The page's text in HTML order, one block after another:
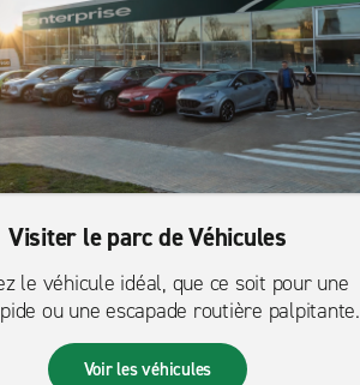
Visiter le parc de Véhicules
le véhicule idéal, que ce soit pour une
ou une escapade routière palpitante.
Voir les véhicules